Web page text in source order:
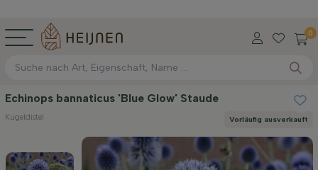
0
Echinops bannaticus 'Blue Glow' Staude
Kugeldistel Vorläufig ausverkauft